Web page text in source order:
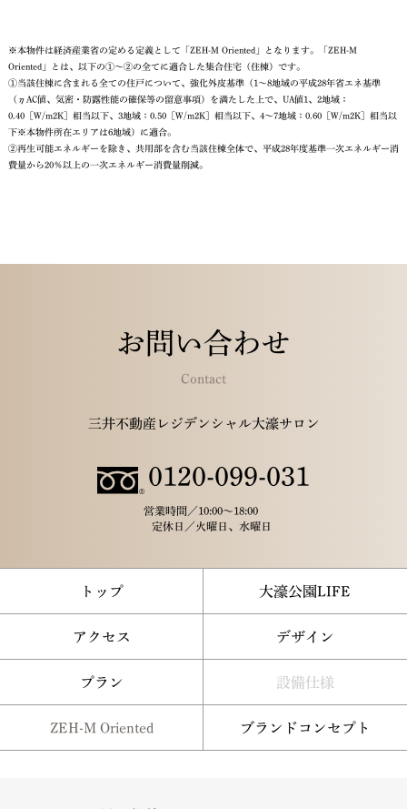
※本物件は経済産業省の定める定義として「ZEH-M Oriented」となります。「ZEH-M
Oriented」とは、以下の①～②の全てに適合した集合住宅（住棟）です。
①当該住棟に含まれる全ての住戸について、強化外皮基準（1～8地域の平成28年省エネ基準
（ηAC値、気密・防露性能の確保等の留意事項）を満たした上で、UA値1、2地域：
0.40［W/m2K］相当以下、3地域：0.50［W/m2K］相当以下、4～7地域：0.60［W/m2K］相当以
下※本物件所在エリアは6地域）に適合。
②再生可能エネルギーを除き、共用部を含む当該住棟全体で、平成28年度基準一次エネルギー消
費量から20％以上の一次エネルギー消費量削減。
お問い合わせ
Contact
三井不動産レジデンシャル大濠サロン
0120-099-031
営業時間／10:00～18:00
定休日／火曜日、水曜日
トップ 大濠公園LIFE
アクセス デザイン
プラン 設備仕様
ZEH-M Oriented ブランドコンセプト